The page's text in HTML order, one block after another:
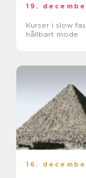
19.
Kurser i slow
hållbart mode
16.